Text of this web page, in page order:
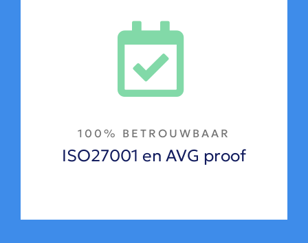
100% BETROUWBAAR
ISO27001 en AVG proof